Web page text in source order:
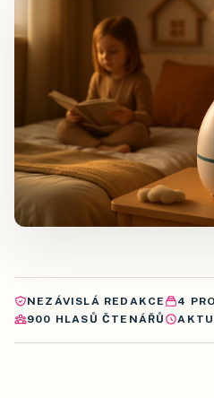
NEZÁVISLÁ REDAKCE 4
900 HLASŮ ČTENÁŘŮ